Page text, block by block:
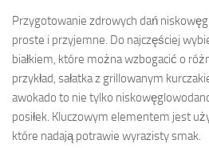
Przygotowanie zdrowych dań
proste i przyjemne. Do najczęściej
białkiem, które można wzbogacić o
przykład, sałatka z grillowanym
awokado to nie tylko
posiłek. Kluczowym elementem jest
które nadają potrawie wyrazisty smak.